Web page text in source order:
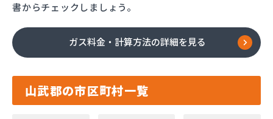
書からチェックしましょう。
ガス料金・計算方法の詳細を見る
山武郡の市区町村一覧